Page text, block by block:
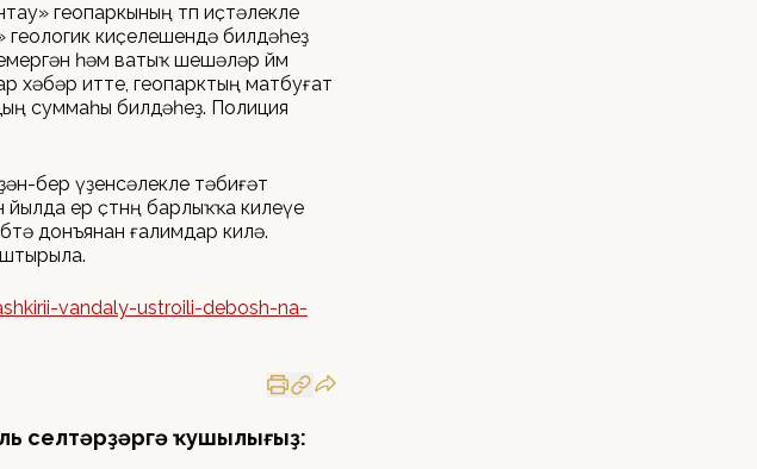
геопаркының төп иҫтәлекле
киҫелешендә билдәһеҙ
һәм ватыҡ шешәләр өйөмө
хәбәр итте, геопарктың матбуғат
суммаһы билдәһеҙ. Полиция
бер үҙенсәлекле тәбиғәт
ер өҫтөнөң барлыҡҡа килеүе
донъянан ғалимдар килә.
vandaly-ustroili-debosh-na-
селтәрҙәргә ҡушылығыҙ: